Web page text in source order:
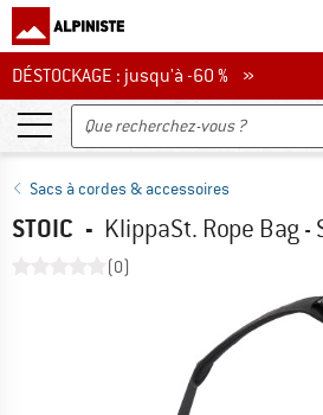
DÉSTOCKAGE : jusqu'à -60 %
DÉSTOCKAGE : jusqu'à -60 % »
Sacs à cordes & accessoires
STOIC - KlippaSt. Rope Bag -
(0)